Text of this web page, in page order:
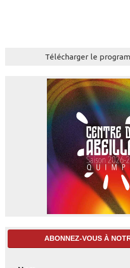
Télécharger le
ABONNEZ-VOUS À